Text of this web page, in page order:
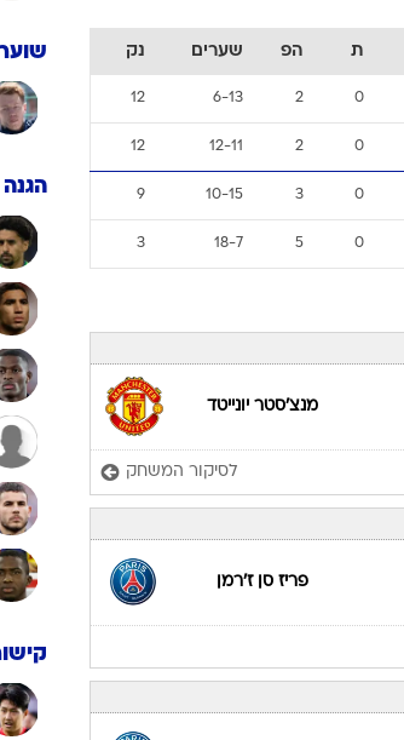
ספורט
ענפים נוספים
ארכיון מדורים
כתבו לנו
ת הפ שערים נק
0
2
6-13
12
0
2
12-11
12
0
3
10-15
9
0
5
18-7
3
מנצ'סטר יונייטד
לסיקור המשחק
פריז סן ז'רמן
הגנה